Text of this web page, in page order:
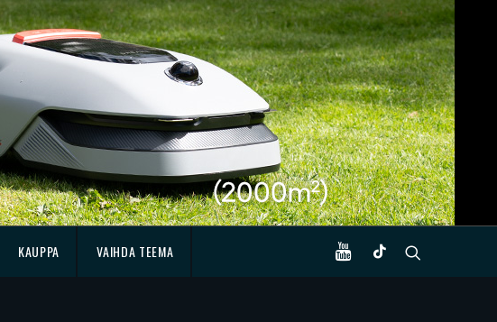
KAUPPA VAIHDA TEEMA